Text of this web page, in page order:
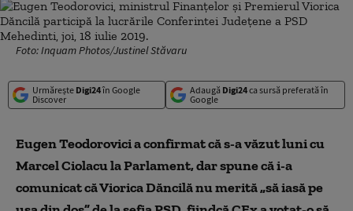
Foto: Inquam Photos/Justinel Stăvaru
Urmărește Digi24în Google
Discover
Adaugă Digi24ca sursă preferată în
Google
Eugen Teodorovici a confirmat că s-a văzut luni cu
Marcel Ciolacu la Parlament, dar spune că i-a
comunicat că Viorica Dăncilă nu merită „să iasă pe